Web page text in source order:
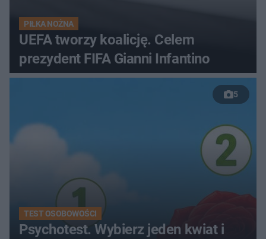
PIŁKA NOŻNA
UEFA tworzy koalicję. Celem
prezydent FIFA Gianni Infantino
5
TEST OSOBOWOŚCI
Psychotest. Wybierz jeden kwiat i